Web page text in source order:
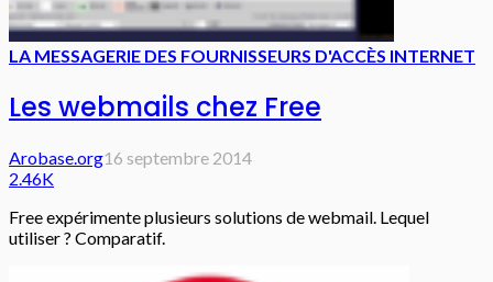
LA MESSAGERIE DES FOURNISSEURS D'ACCÈS INTERNET
Les webmails chez Free
Arobase.org16 septembre 2014
2.46K
Free expérimente plusieurs solutions de webmail. Lequel
utiliser ? Comparatif.